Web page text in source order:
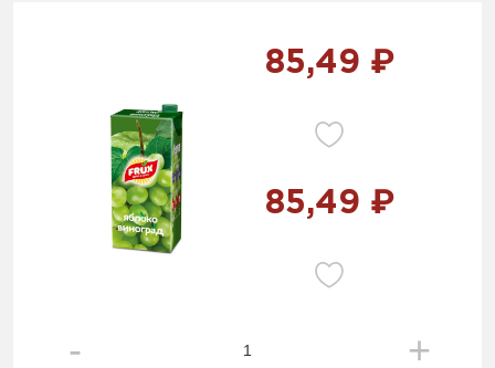
85,49 ₽
85,49 ₽